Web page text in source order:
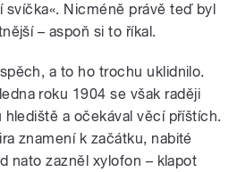
Nicméně právě teď byl
– aspoň si to říkal.
a to ho trochu uklidnilo.
roku 1904 se však raději
hlediště a očekával věcí příštích.
znamení k začátku, nabité
nato zazněl xylofon – klapot